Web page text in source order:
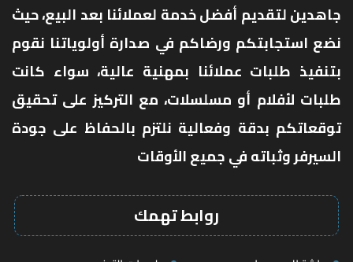
جاهدين لتقديم أفضل خدمة لعملائنا بعد البيع، حيث
نضع استجابتكم ورضاكم في صدارة أولوياتنا نقوم
بتنفيذ طلبات عملائنا بمهنية عالية، سواء كانت
طلبات لأفلام أو مسلسلات، مع التركيز على تحقيق
توقعاتكم بدقة وفعالية نلتزم بالحفاظ على جودة
السيرفر وثباته في جميع الأوقات
روابط تهمك